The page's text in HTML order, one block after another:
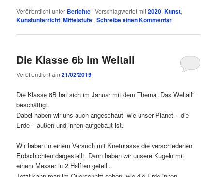
Veröffentlicht unter Berichte |Verschlagwortet mit2020,Kunst,
Kunstunterricht,Mittelstufe |Schreibe einen Kommentar
Die Klasse 6b im Weltall
Veröffentlicht am21/02/2019
Die Klasse 6B hat sich im Januar mit dem Thema „Das Weltall“
beschäftigt.
Dabei haben wir uns auch angeschaut, wie unser Planet – die
Erde – außen und innen aufgebaut ist.
Wir haben in einem Versuch mit Knetmasse die verschiedenen
Erdschichten dargestellt. Dann haben wir unsere Kugeln mit
einem Messer in 2 Hälften geteilt.